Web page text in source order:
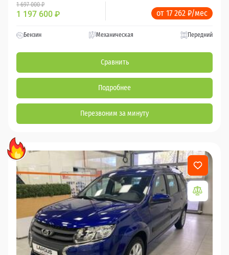
1 697 000 ₽
1 197 600 ₽ от 17 262 ₽/мес
Бензин Механическая Передний
Сравнить
Подробнее
Перезвоним за минуту